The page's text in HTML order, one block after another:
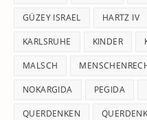
GÜZEY ISRAEL HARTZ IV
KARLSRUHE KINDER
MALSCH
NOKARGIDA PEGIDA
QUERDENKEN